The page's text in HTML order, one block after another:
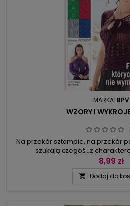
MARKA: BPV
WZORY I
Na przekór sztampie, na przekór
szukają czegoś „z
prezentujemy można
bluzką w marynarskim stylu,
8,99 zł
 Dodaj do